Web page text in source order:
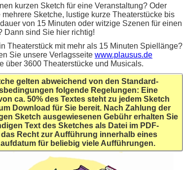
kurzen Sketch für eine Veranstaltung? Oder
mehrere Sketche, lustige kurze Theaterstücke bis
von 15 Minuten oder witzige Szenen für einen
Dann sind Sie hier richtig!
Theaterstück mit mehr als 15 Minuten Spiellänge?
Sie unsere Verlagsseite www.plausus.de
über 3600 Theaterstücke und Musicals.
gelten abweichend von den Standard-
folgende Regelungen: Eine
ca. 50% des Textes steht zu jedem Sketch
Download für Sie bereit. Nach Zahlung der
Sketch ausgewiesenen Gebühr erhalten Sie
Text des Sketches als Datei im PDF-
das Recht zur Aufführung innerhalb eines
für beliebig viele Aufführungen.